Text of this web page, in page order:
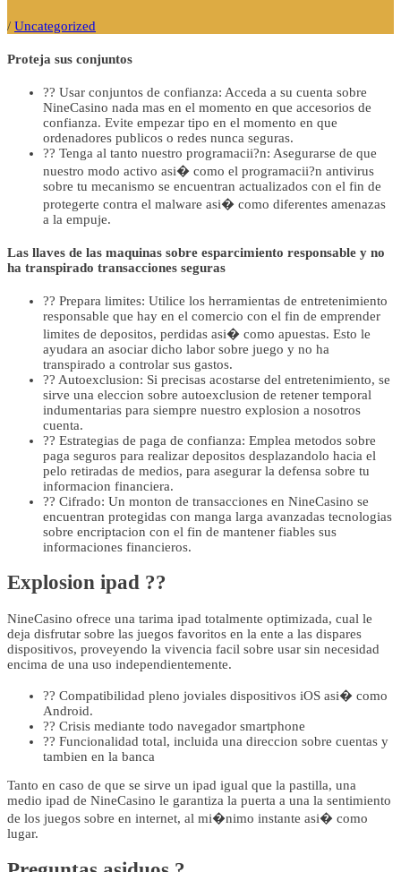
/ Uncategorized
Proteja sus conjuntos
?? Usar conjuntos de confianza: Acceda a su cuenta sobre
NineCasino nada mas en el momento en que accesorios de
confianza. Evite empezar tipo en el momento en que
ordenadores publicos o redes nunca seguras.
?? Tenga al tanto nuestro programacii?n: Asegurarse de que
nuestro modo activo asi� como el programacii?n antivirus
sobre tu mecanismo se encuentran actualizados con el fin de
protegerte contra el malware asi� como diferentes amenazas
a la empuje.
Las llaves de las maquinas sobre esparcimiento responsable y no
ha transpirado transacciones seguras
?? Prepara limites: Utilice los herramientas de entretenimiento
responsable que hay en el comercio con el fin de emprender
limites de depositos, perdidas asi� como apuestas. Esto le
ayudara an asociar dicho labor sobre juego y no ha
transpirado a controlar sus gastos.
?? Autoexclusion: Si precisas acostarse del entretenimiento, se
sirve una eleccion sobre autoexclusion de retener temporal
indumentarias para siempre nuestro explosion a nosotros
cuenta.
?? Estrategias de paga de confianza: Emplea metodos sobre
paga seguros para realizar depositos desplazandolo hacia el
pelo retiradas de medios, para asegurar la defensa sobre tu
informacion financiera.
?? Cifrado: Un monton de transacciones en NineCasino se
encuentran protegidas con manga larga avanzadas tecnologias
sobre encriptacion con el fin de mantener fiables sus
informaciones financieros.
Explosion ipad ??
NineCasino ofrece una tarima ipad totalmente optimizada, cual le
deja disfrutar sobre las juegos favoritos en la ente a las dispares
dispositivos, proveyendo la vivencia facil sobre usar sin necesidad
encima de una uso independientemente.
?? Compatibilidad pleno joviales dispositivos iOS asi� como
Android.
?? Crisis mediante todo navegador smartphone
?? Funcionalidad total, incluida una direccion sobre cuentas y
tambien en la banca
Tanto en caso de que se sirve un ipad igual que la pastilla, una
medio ipad de NineCasino le garantiza la puerta a una la sentimiento
de los juegos sobre en internet, al mi�nimo instante asi� como
lugar.